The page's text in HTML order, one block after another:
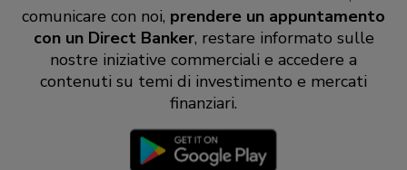
comunicare con noi, prendere un appuntamento
con un Direct Banker, restare informato sulle
nostre iniziative commerciali e accedere a
contenuti su temi di investimento e mercati
finanziari.